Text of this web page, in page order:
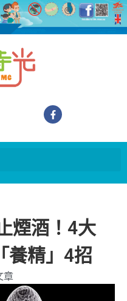
煙酒！4大
養精」4招
章